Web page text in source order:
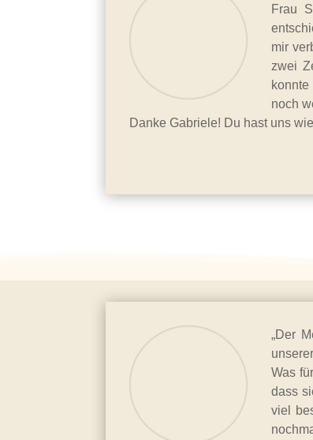
Frau
mir
zwei
noch
Danke Gabriele! Du hast uns
„Der
Was
dass
viel